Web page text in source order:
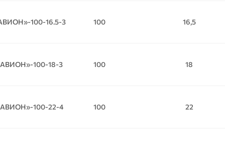
100-16.5-3 100 16,5
100-18-3 100 18
100-22-4 100 22